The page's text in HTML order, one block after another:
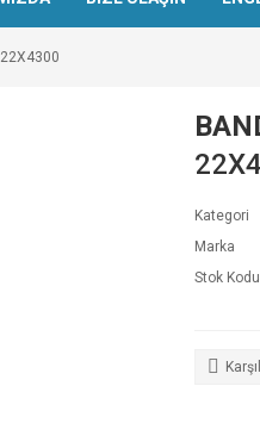
22X4300
Kategori
Marka
Stok Kodu